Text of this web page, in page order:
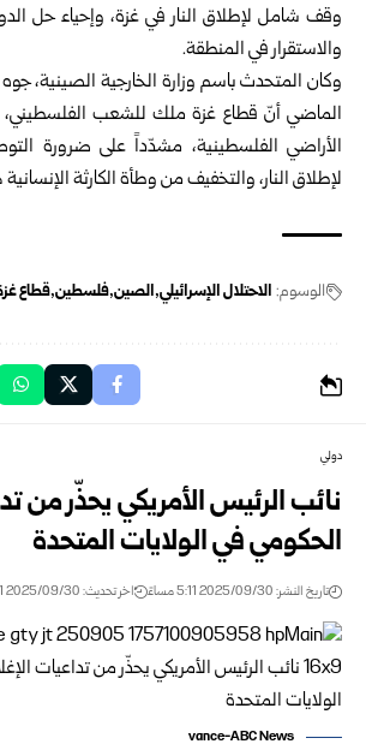
وقف شامل لإطلاق النار في غزة، وإحياء حل
والاستقرار في المنطقة.
وكان المتحدث باسم وزارة الخارجية الصينية،
الماضي أنّ قطاع غزة ملك للشعب الفلسطيني،
الأراضي الفلسطينية، مشدّداً على ضرورة
لإطلاق النار، والتخفيف من وطأة الكارثة
الوسوم: الاحتلال الإسرائيلي الصين فلسطينقطاع
دولي
نائب الرئيس الأمريكي يحذّر من
الحكومي في الولايات المتحدة
تاريخ النشر: 2025/09/30 5:11 مساءً اخر تحديث: 2025/09/30 5:11 مساءً
vance-ABC News